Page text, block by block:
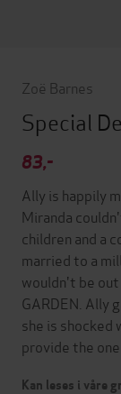
Zoë Barnes
Special
83,-
Ally is happily
Miranda
children and a
married to a
wouldn't be
GARDEN. Ally
she is shocked
provide the
Kan leses i våre